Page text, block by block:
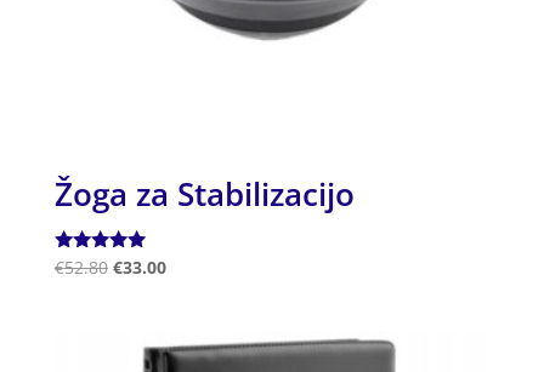
Žoga za Stabilizacijo
Ocenjeno
€52.80 €33.00